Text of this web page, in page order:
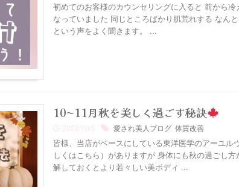
初めてのお客様のカウンセリングに入ると 前から
なっていました 同じところばかり肌荒れする なん
という声をよく聞きます。 ...
10〜11月秋を美しく過ごす秘訣
2022/10/5 愛され美人ブログ, 体質改善
皆様、当店がベースにしている東洋医学のアーユ
しくはこちら）がありますが 身体にも秋の過ごし
解しておくとより若々しい美ボディ ...